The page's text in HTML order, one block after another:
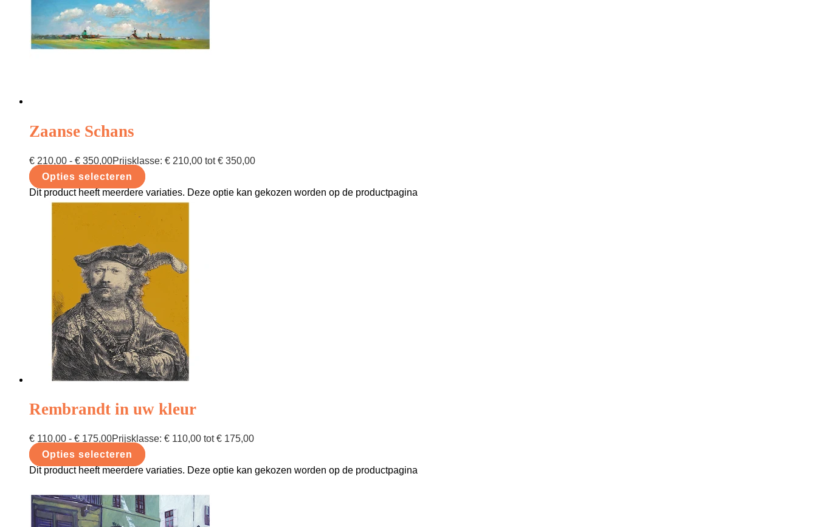
Zaanse Schans
€ 210,00 - € 350,00Prijsklasse: € 210,00 tot € 350,00
Opties selecteren
Dit product heeft meerdere variaties. Deze optie kan gekozen worden op de productpagina
Rembrandt in uw kleur
€ 110,00 - € 175,00Prijsklasse: € 110,00 tot € 175,00
Opties selecteren
Dit product heeft meerdere variaties. Deze optie kan gekozen worden op de productpagina